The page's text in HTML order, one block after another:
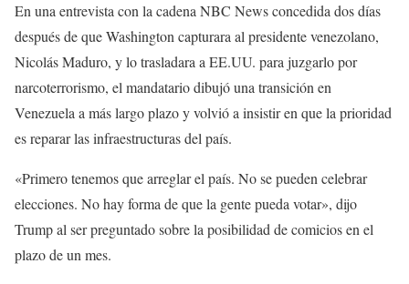
En una entrevista con la cadena NBC News concedida dos días
después de que Washington capturara al presidente venezolano,
Nicolás Maduro, y lo trasladara a EE.UU. para juzgarlo por
narcoterrorismo, el mandatario dibujó una transición en
Venezuela a más largo plazo y volvió a insistir en que la prioridad
es reparar las infraestructuras del país.
«Primero tenemos que arreglar el país. No se pueden celebrar
elecciones. No hay forma de que la gente pueda votar», dijo
Trump al ser preguntado sobre la posibilidad de comicios en el
plazo de un mes.